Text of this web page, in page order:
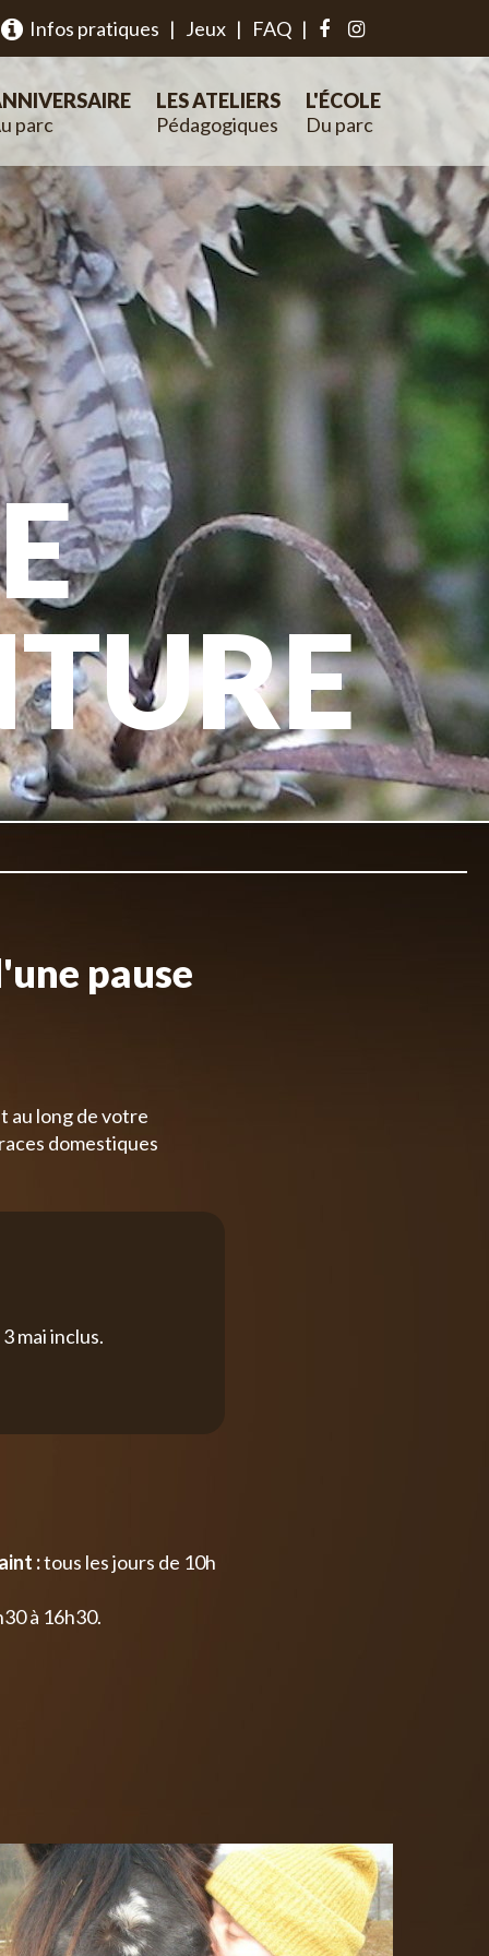
Infos pratiques | Jeux | FAQ |
parc
LES ATELIERS
Pédagogiques
L'ÉCOLE
Du parc
pause
au long de votre
domestiques
mai inclus.
:tous les jours de 10h
à 16h30.